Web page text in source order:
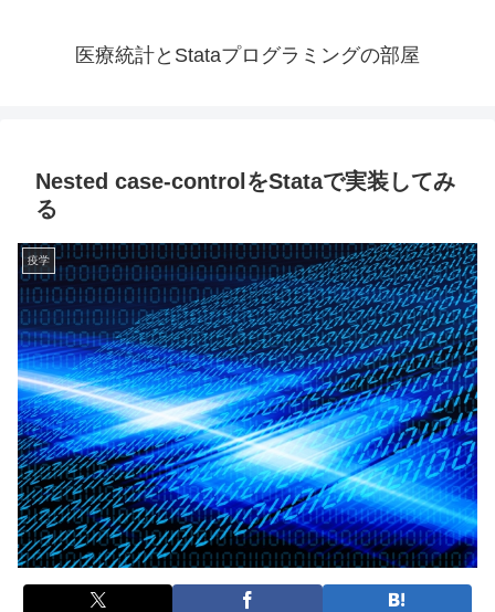
医療統計とStataプログラミングの部屋
Nested case-controlをStataで実装してみ
る
疫学